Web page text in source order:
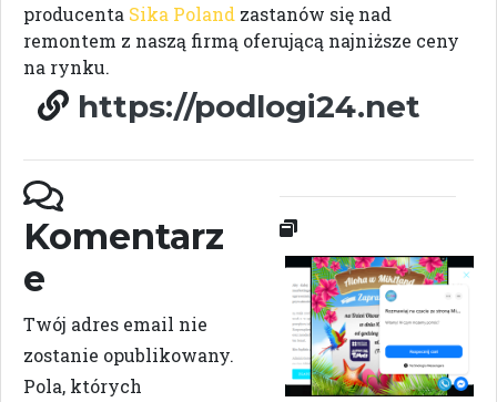
producenta Sika Poland zastanów się nad
remontem z naszą firmą oferującą najniższe ceny
na rynku.
https://podlogi24.net
Komentarz
e
Twój adres email nie
zostanie opublikowany.
Pola, których